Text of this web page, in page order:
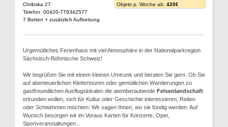
Chribska 27
Telefon: 00420-776342577
7 Betten + zusätzlich Aufbettung
Objekt p. Woche ab: 420€
Urgemütliches Ferienhaus mit viel Atmosphäre in der Nationalparkregion
Sächsisch-Böhmische Schweiz!
Wir begrüßen Sie mit einem kleinen Umtrunk und beraten Sie gern. Ob Sie
auf abenteuerlichen Klettertouren oder gemütlichen Wanderungen zu
gastfreundlichen Ausflugslokalen die atemberaubende Felsenlandschaft
erkunden wollen, sich für Kultur oder Geschichte interessieren, Reiten
oder Schwimmen möchten: Wir sagen Ihnen, wo sie fündig werden. Auf
Wunsch besorgen wir im Voraus Karten für Konzerte, Oper,
Sportveranstaltungen...